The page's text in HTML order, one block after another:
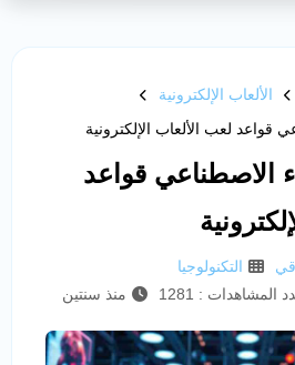
الألعاب الإلكترونية
قواعد لعب الألعاب الإلكترونية
الاصطناعي قواعد
التكنولوجيا
المشاهدات : 1281 منذ سنتين